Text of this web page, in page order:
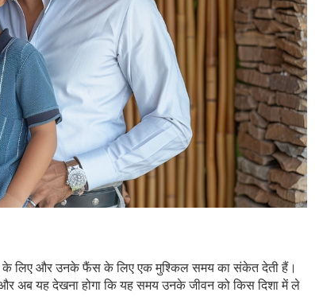
के लिए और उनके फैंस के लिए एक मुश्किल समय का संकेत देती हैं।
और अब यह देखना होगा कि यह समय उनके जीवन को किस दिशा में ले